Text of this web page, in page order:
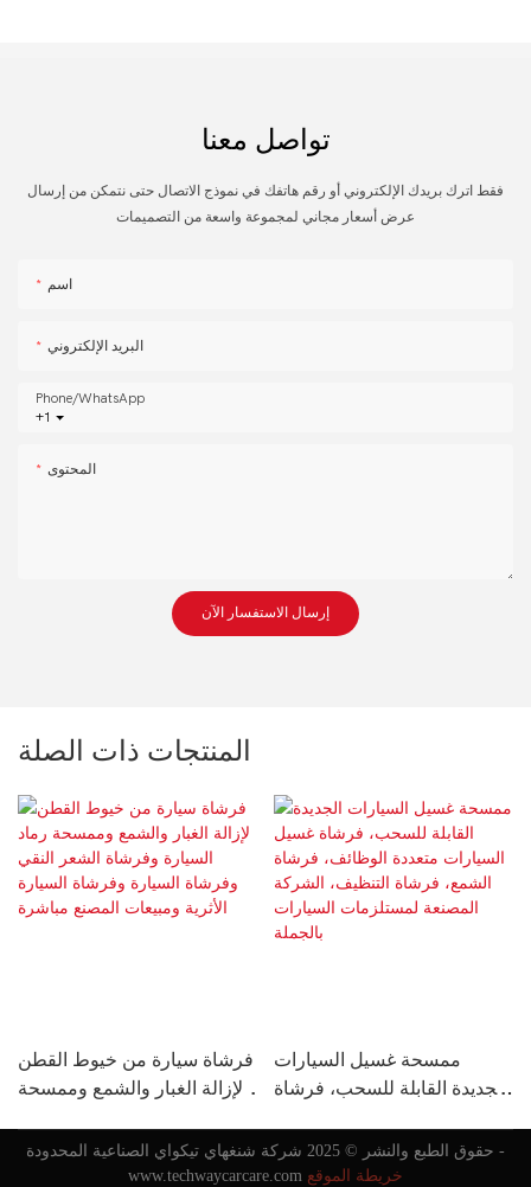
تواصل معنا
فقط اترك بريدك الإلكتروني أو رقم هاتفك في نموذج الاتصال حتى نتمكن من إرسال
عرض أسعار مجاني لمجموعة واسعة من التصميمات
اسم
البريد الإلكتروني
+1
Phone/whatsApp
المحتوى
إرسال الاستفسار الآن
المنتجات ذات الصلة
فرشاة سيارة من خيوط القطن
لإزالة الغبار والشمع وممسحة
النقي وفرشاة السيارة وفرشاة
السيارة الأثرية ومبيعات المصنع
ممسحة غسيل السيارات
الجديدة القابلة للسحب، فرشاة
الوظائف، فرشاة الشمع،
فرشاة التنظيف، الشركة
حقوق الطبع والنشر © 2025 شركة شنغهاي تيكواي الصناعية المحدودة -
www.techwaycarcare.com خريطة الموقع